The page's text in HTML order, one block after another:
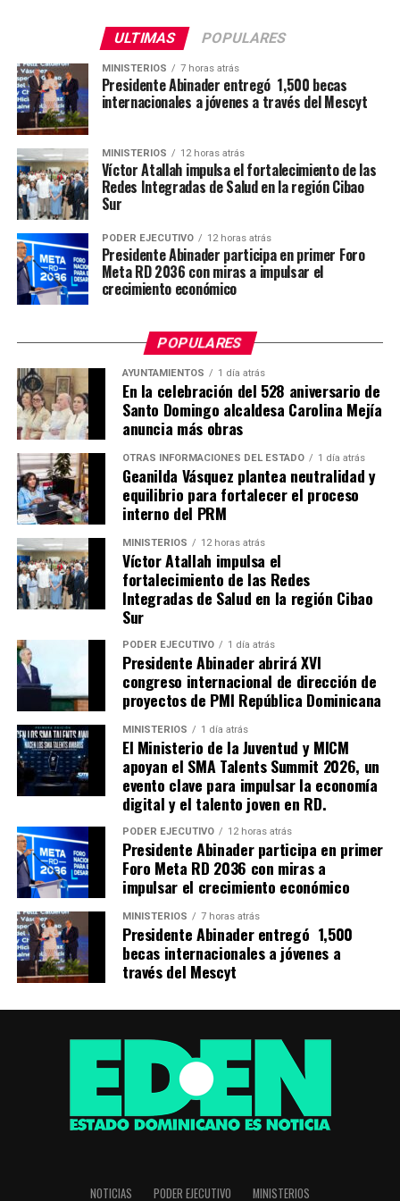
ULTIMAS POPULARES
MINISTERIOS 7 horas atrás
Presidente Abinader entregó 1,500 becas
internacionales a jóvenes a través del Mescyt
MINISTERIOS 12 horas atrás
Víctor Atallah impulsa el fortalecimiento de las
Redes Integradas de Salud en la región Cibao
Sur
PODER EJECUTIVO 12 horas atrás
Presidente Abinader participa en primer Foro
Meta RD 2036 con miras a impulsar el
crecimiento económico
POPULARES
AYUNTAMIENTOS 1 día atrás
En la celebración del 528 aniversario de
Santo Domingo alcaldesa Carolina Mejía
anuncia más obras
OTRAS INFORMACIONES DEL ESTADO 1 día atrás
Geanilda Vásquez plantea neutralidad y
equilibrio para fortalecer el proceso
interno del PRM
MINISTERIOS 12 horas atrás
Víctor Atallah impulsa el
fortalecimiento de las Redes
Integradas de Salud en la región Cibao
Sur
PODER EJECUTIVO 1 día atrás
Presidente Abinader abrirá XVI
congreso internacional de dirección de
proyectos de PMI República Dominicana
MINISTERIOS 1 día atrás
El Ministerio de la Juventud y MICM
apoyan el SMA Talents Summit 2026, un
evento clave para impulsar la economía
digital y el talento joven en RD.
PODER EJECUTIVO 12 horas atrás
Presidente Abinader participa en primer
Foro Meta RD 2036 con miras a
impulsar el crecimiento económico
MINISTERIOS 7 horas atrás
Presidente Abinader entregó 1,500
becas internacionales a jóvenes a
través del Mescyt
NOTICIAS PODER EJECUTIVO MINISTERIOS